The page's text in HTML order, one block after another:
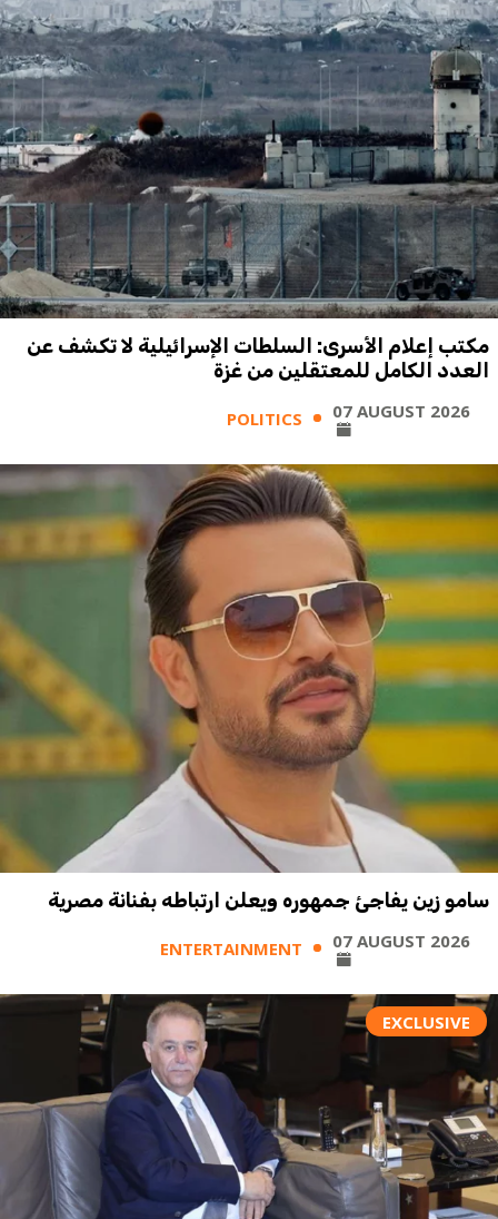
مكتب إعلام الأسرى: السلطات الإسرائيلية لا تكشف عن
العدد الكامل للمعتقلين من غزة
POLITICS 07 AUGUST 2026
سامو زين يفاجئ جمهوره ويعلن ارتباطه بفنانة مصرية
ENTERTAINMENT 07 AUGUST 2026
EXCLUSIVE